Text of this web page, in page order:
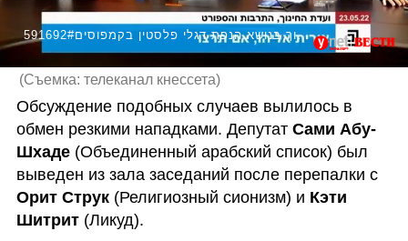
591692#דיון סוער בועדת החינוך בנושא הנפת דגלי פלסטין בקמפוסים
(Съемка: телеканал кнессета)
Обсуждение подобных случаев вылилось в
обмен резкими нападками. Депутат Сами Абу-
Шхаде (Объединенный арабский список) был
выведен из зала заседаний после перепалки с
Орит Струк (Религиозный сионизм) и Кэти
Шитрит (Ликуд).